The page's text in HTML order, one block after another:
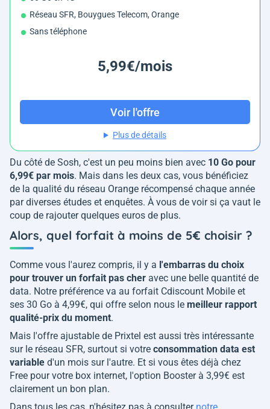
Réseau SFR, Bouygues Telecom, Orange
Sans téléphone
5,99€/mois
Voir l'offre
Plus de détails
Du côté de Sosh, c'est un peu moins bien avec 10 Go pour
6,99€ par mois. Mais dans les deux cas, vous bénéficiez
de la qualité du réseau Orange récompensé chaque année
par diverses études et enquêtes. À vous de voir si ça vaut le
coup de rajouter quelques euros de plus.
Alors, quel forfait à moins de 5€ choisir ?
Comme vous l'aurez compris, il y a l'embarras du choix
pour trouver un forfait pas cher avec une belle quantité de
data. Notre préférence va au forfait Cdiscount Mobile et
ses 30 Go à 4,99€, qui offre selon nous le meilleur rapport
qualité-prix du moment.
Mais l'offre ajustable de Prixtel est aussi très intéressante
sur le réseau SFR, surtout si votre consommation data est
variable d'un mois sur l'autre. Et si vous êtes déjà chez
Free pour votre box internet, l'option Booster à 3,99€ est
clairement un bon plan.